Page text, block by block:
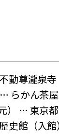
動尊瀧泉
らかん茶
） … 東京
館（入館）